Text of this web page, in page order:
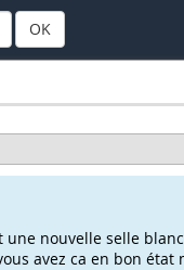
OK
nouvelle selle
avez ca en bon état